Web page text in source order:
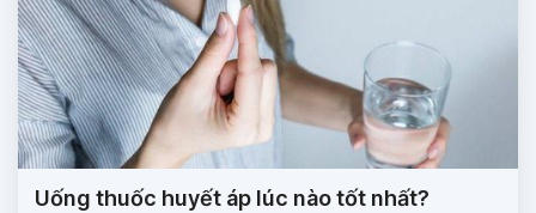
Uống thuốc huyết áp lúc nào tốt nhất?